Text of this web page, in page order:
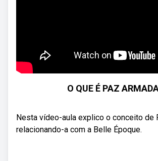
O QUE É PAZ
Nesta vídeo-aula explico o conceito de
relacionando-a com a Belle Époque.